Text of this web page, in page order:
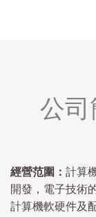
公司
經營范圍： 計算
開發，電子技術
計算機軟硬件及